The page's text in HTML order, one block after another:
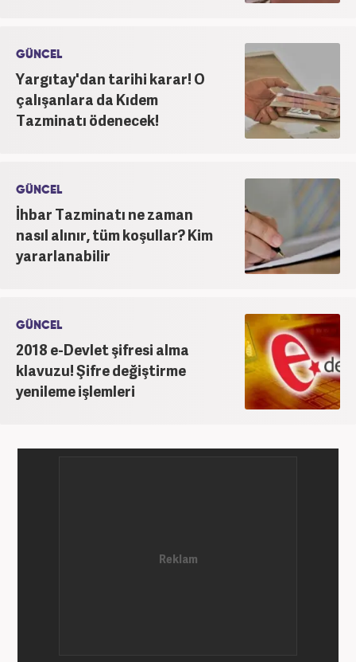
GÜNCEL
Yargıtay'dan tarihi karar! O
çalışanlara da Kıdem
Tazminatı ödenecek!
GÜNCEL
İhbar Tazminatı ne zaman
nasıl alınır, tüm koşullar? Kim
yararlanabilir
GÜNCEL
2018 e-Devlet şifresi alma
klavuzu! Şifre değiştirme
yenileme işlemleri